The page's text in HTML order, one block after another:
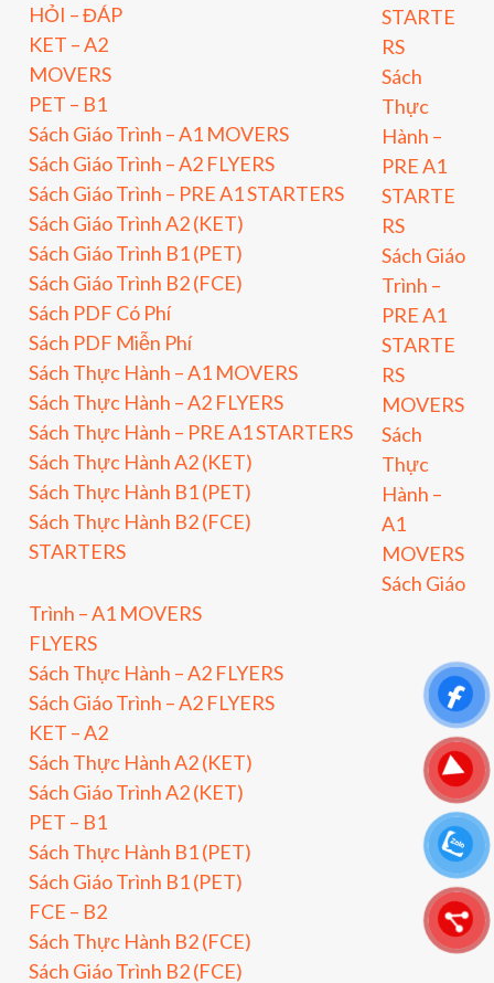
HỎI – ĐÁP
KET – A2
MOVERS
PET – B1
Sách Giáo Trình – A1 MOVERS
Sách Giáo Trình – A2 FLYERS
Sách Giáo Trình – PRE A1 STARTERS
Sách Giáo Trình A2 (KET)
Sách Giáo Trình B1 (PET)
Sách Giáo Trình B2 (FCE)
Sách PDF Có Phí
Sách PDF Miễn Phí
Sách Thực Hành – A1 MOVERS
Sách Thực Hành – A2 FLYERS
Sách Thực Hành – PRE A1 STARTERS
Sách Thực Hành A2 (KET)
Sách Thực Hành B1 (PET)
Sách Thực Hành B2 (FCE)
STARTERS
STARTE
RS
Sách
Thực
Hành –
PRE A1
STARTE
RS
Sách Giáo
Trình –
PRE A1
STARTE
RS
MOVERS
Sách
Thực
Hành –
A1
MOVERS
Sách Giáo
Trình – A1 MOVERS
FLYERS
Sách Thực Hành – A2 FLYERS
Sách Giáo Trình – A2 FLYERS
KET – A2
Sách Thực Hành A2 (KET)
Sách Giáo Trình A2 (KET)
PET – B1
Sách Thực Hành B1 (PET)
Sách Giáo Trình B1 (PET)
FCE – B2
Sách Thực Hành B2 (FCE)
Sách Giáo Trình B2 (FCE)